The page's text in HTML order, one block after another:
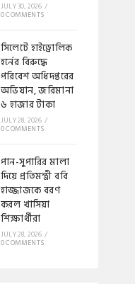
JULY 30, 2026 /
0 COMMENTS
​সিলেটে হাইড্রোলিক
হর্নের বিরুদ্ধে
পরিবেশ অধিদপ্তরের
অভিযান, জরিমানা
৬ হাজার টাকা
JULY 28, 2026 /
0 COMMENTS
পান-সুপারির মালা
দিয়ে প্রতিমন্ত্রী ববি
হাজ্জাজকে বরণ
করল খাসিয়া
শিক্ষার্থীরা
JULY 28, 2026 /
0 COMMENTS